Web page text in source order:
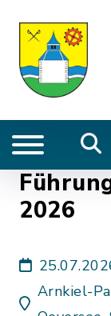
2026
Arnkiel-